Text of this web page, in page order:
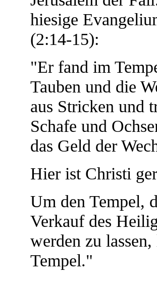
hiesige
(2:14-15):
"Er fand im
Tauben und die
aus Stricken und
Schafe und
das Geld der
Hier ist Christi
Um den Tempel,
Verkauf des
werden zu
Tempel."